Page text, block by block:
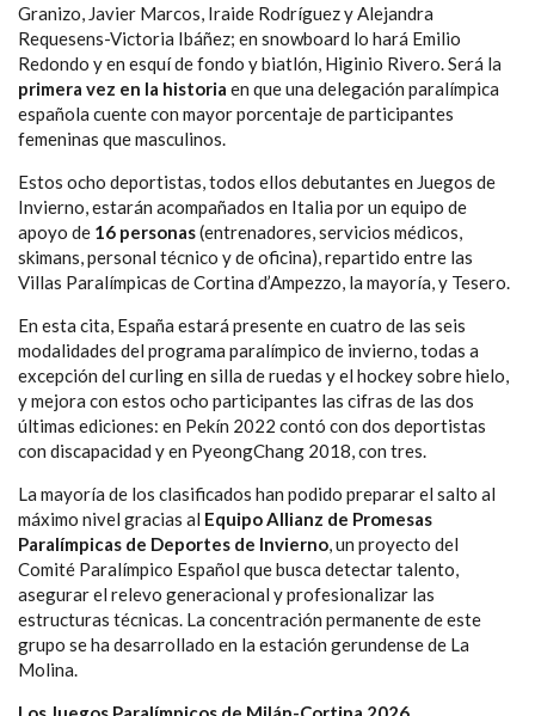
Granizo, Javier Marcos, Iraide Rodríguez y Alejandra
Requesens-Victoria Ibáñez; en snowboard lo hará Emilio
Redondo y en esquí de fondo y biatlón, Higinio Rivero. Será la
primera vez en la historia en que una delegación paralímpica
española cuente con mayor porcentaje de participantes
femeninas que masculinos.
Estos ocho deportistas, todos ellos debutantes en Juegos de
Invierno, estarán acompañados en Italia por un equipo de
apoyo de 16 personas(entrenadores, servicios médicos,
skimans, personal técnico y de oficina), repartido entre las
Villas Paralímpicas de Cortina d’Ampezzo, la mayoría, y Tesero.
En esta cita, España estará presente en cuatro de las seis
modalidades del programa paralímpico de invierno, todas a
excepción del curling en silla de ruedas y el hockey sobre hielo,
y mejora con estos ocho participantes las cifras de las dos
últimas ediciones: en Pekín 2022 contó con dos deportistas
con discapacidad y en PyeongChang 2018, con tres.
La mayoría de los clasificados han podido preparar el salto al
máximo nivel gracias al Equipo Allianz de Promesas
Paralímpicas de Deportes de Invierno, un proyecto del
Comité Paralímpico Español que busca detectar talento,
asegurar el relevo generacional y profesionalizar las
estructuras técnicas. La concentración permanente de este
grupo se ha desarrollado en la estación gerundense de La
Molina.